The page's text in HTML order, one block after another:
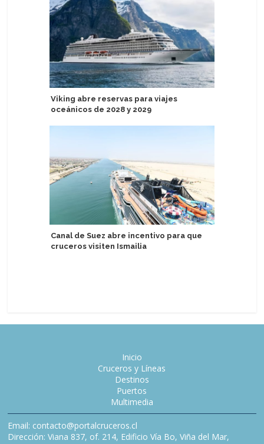
Viking abre reservas para viajes
oceánicos de 2028 y 2029
Canal de Suez abre incentivo para que
cruceros visiten Ismailia
Inicio
Cruceros y Líneas
Destinos
Puertos
Multimedia
Email: contacto@portalcruceros.cl
Dirección: Viana 837, of. 214, Edificio Vía Bo, Viña del Mar,